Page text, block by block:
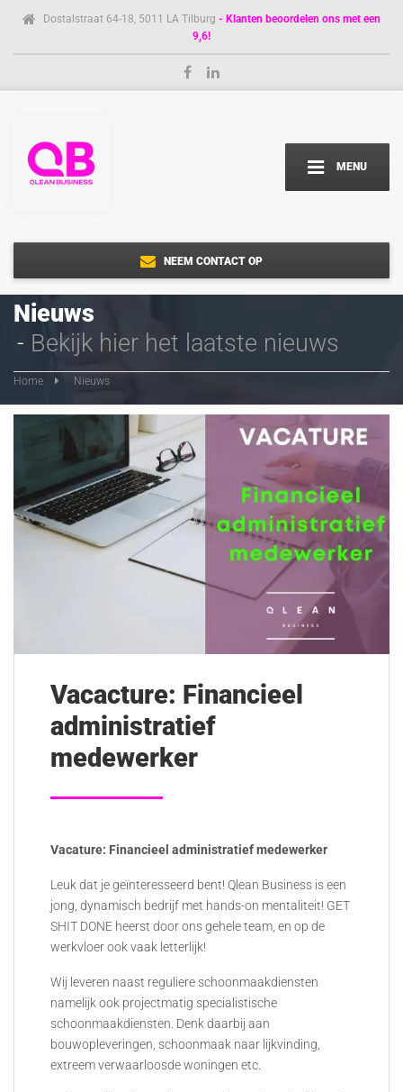
Dostalstraat 64-18, 5011 LA Tilburg - Klanten beoordelen ons met een
9,6!
MENU
NEEM CONTACT OP
Nieuws
Bekijk hier het laatste nieuws
Home Nieuws
Vacacture: Financieel
administratief
medewerker
Vacature: Financieel administratief medewerker
Leuk dat je geïnteresseerd bent! Qlean Business is een
jong, dynamisch bedrijf met hands-on mentaliteit! GET
SHIT DONE heerst door ons gehele team, en op de
werkvloer ook vaak letterlijk!
Wij leveren naast reguliere schoonmaakdiensten
namelijk ook projectmatig specialistische
schoonmaakdiensten. Denk daarbij aan
bouwopleveringen, schoonmaak naar lijkvinding,
extreem verwaarloosde woningen etc.